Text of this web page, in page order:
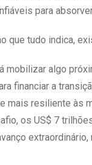
para
que tudo indica,
mobilizar algo
financiar a
mais resiliente às
os US$ 7
extraordinário,